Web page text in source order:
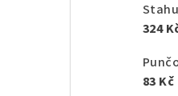
324
83 Kč